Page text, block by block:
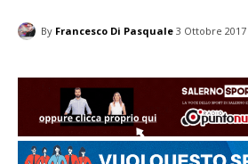
By Francesco Di Pasquale 3 Ottobre 2017